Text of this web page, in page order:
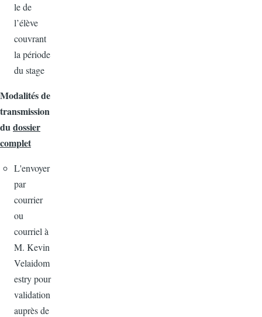
le de
l’élève
couvrant
la période
du stage
Modalités de
transmission
dudossier
complet
L'envoyer
par
courrier
ou
courriel à
M. Kevin
Velaidom
estry pour
validation
auprès de